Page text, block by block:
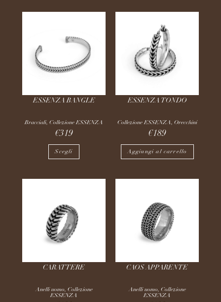
ESSENZA BANGLE
Bracciali, Collezione ESSENZA
€319
Scegli
ESSENZA TONDO
Collezione ESSENZA, Orecchini
€189
Aggiungi al carrello
CARATTERE
Anelli uomo, Collezione
ESSENZA
CAOS APPARENTE
Anelli uomo, Collezione
ESSENZA